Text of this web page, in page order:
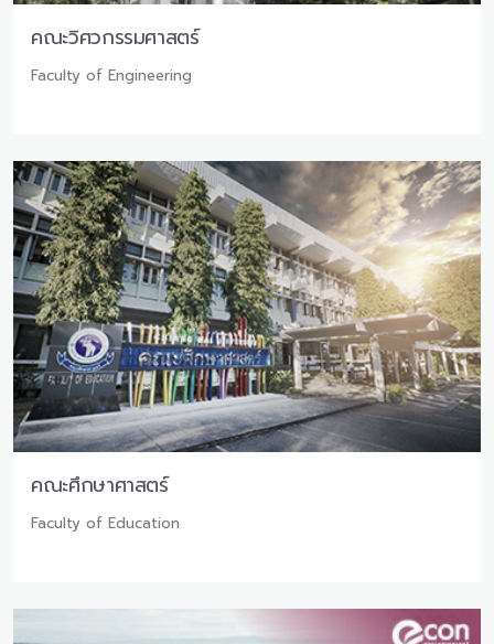
คณะวิศวกรรมศาสตร์
Faculty of Engineering
คณะศึกษาศาสตร์
Faculty of Education